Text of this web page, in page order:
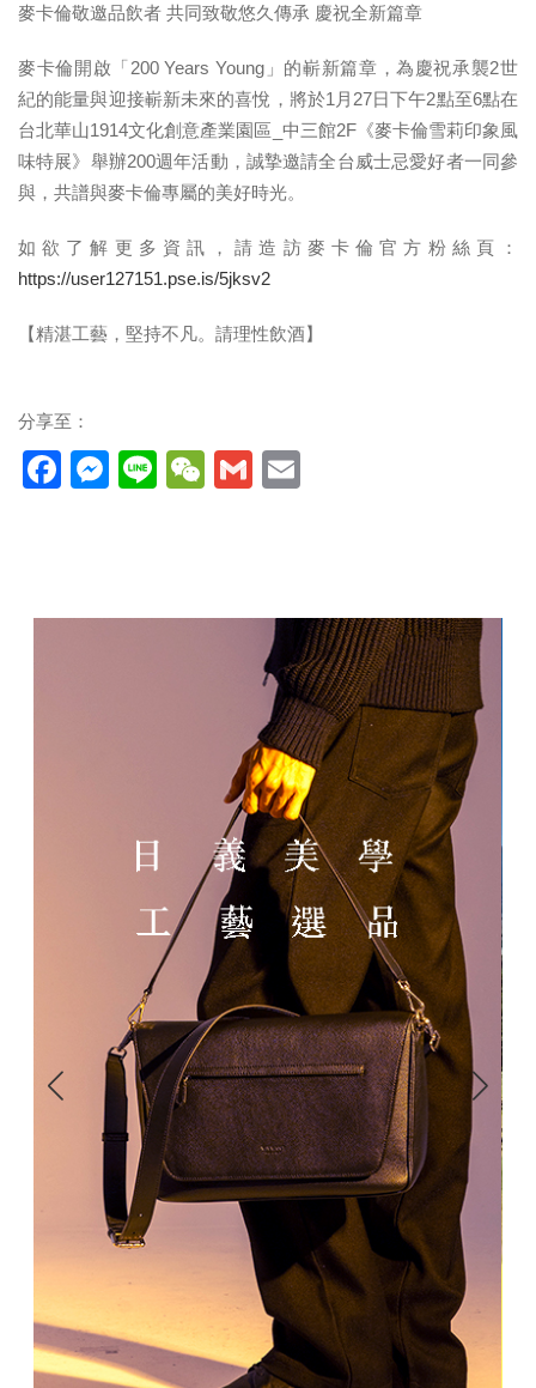
麥卡倫敬邀品飲者 共同致敬悠久傳承 慶祝全新篇章
麥卡倫開啟「200 Years Young」的嶄新篇章，為慶祝承襲2世
紀的能量與迎接嶄新未來的喜悅，將於1月27日下午2點至6點在
台北華山1914文化創意產業園區_中三館2F《麥卡倫雪莉印象風
味特展》舉辦200週年活動，誠摯邀請全台威士忌愛好者一同參
與，共譜與麥卡倫專屬的美好時光。
如欲了解更多資訊，請造訪麥卡倫官方粉絲頁：
https://user127151.pse.is/5jksv2
【精湛工藝，堅持不凡。請理性飲酒】
分享至：
Facebook
Messenger
LineWeChat
Gmail